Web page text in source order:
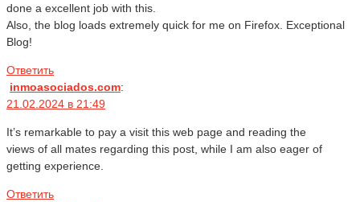
done a excellent job with this.
Also, the blog loads extremely quick for me on Firefox. Exceptional
Blog!
Ответить
inmoasociados.com:
21.02.2024 в 21:49
It’s remarkable to pay a visit this web page and reading the
views of all mates regarding this post, while I am also eager of
getting experience.
Ответить